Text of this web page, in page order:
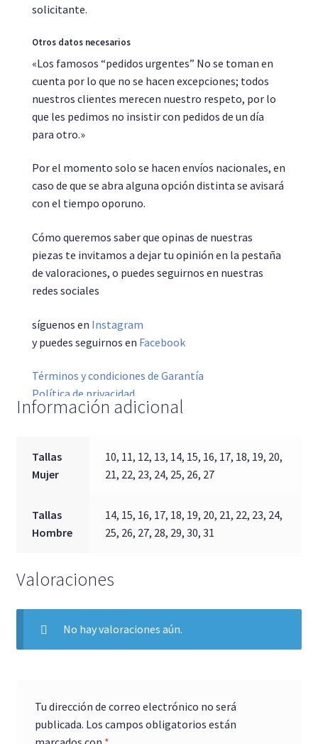
solicitante.
Otros datos necesarios
«Los famosos “pedidos urgentes” No se toman en
cuenta por lo que no se hacen excepciones; todos
nuestros clientes merecen nuestro respeto, por lo
que les pedimos no insistir con pedidos de un día
para otro.»
Por el momento solo se hacen envíos nacionales, en
caso de que se abra alguna opción distinta se avisará
con el tiempo oporuno.
Cómo queremos saber que opinas de nuestras
piezas te invitamos a dejar tu opinión en la pestaña
de valoraciones, o puedes seguirnos en nuestras
redes sociales
síguenos en Instagram
y puedes seguirnos en Facebook
Términos y condiciones de Garantía
Política de privacidad
Información adicional
Tallas
Mujer
10, 11, 12, 13, 14, 15, 16, 17, 18, 19, 20,
21, 22, 23, 24, 25, 26, 27
Tallas
Hombre
14, 15, 16, 17, 18, 19, 20, 21, 22, 23, 24,
25, 26, 27, 28, 29, 30, 31
Valoraciones
No hay valoraciones aún.
Tu dirección de correo electrónico no será
publicada. Los campos obligatorios están